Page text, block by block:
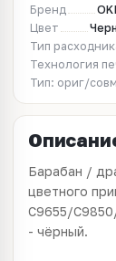
Бренд
OKI
Цвет
Тип
Технология
Тип: ориг/совм
Барабан /
цветного
С9655/
- чёрный.